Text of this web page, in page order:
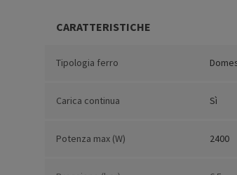
CARATTERISTICHE
Tipologia ferro
Carica continua Sì
Potenza max (W) 2400